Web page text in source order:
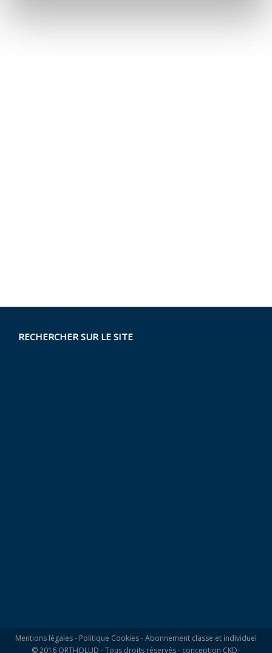
RECHERCHER SUR LE SITE
Mentions légales- Politique Cookies-Abonnement classe et individuel
© 2016 ORTHOLUD - Tous droits réservés - conception CKD-